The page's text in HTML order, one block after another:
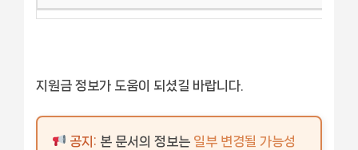
지원금 정보가 도움이 되셨길 바랍니다.
공지: 본 문서의 정보는 일부 변경될 가능성